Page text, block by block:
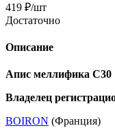
419 ₽/шт
Достаточно
Описание
Апис меллифика С30
Владелец
BOIRON (Франция)